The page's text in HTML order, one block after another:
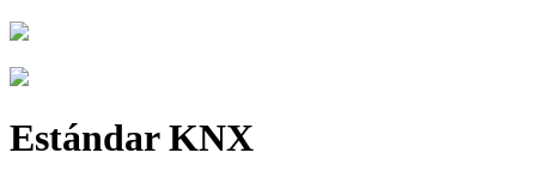
Estándar KNX